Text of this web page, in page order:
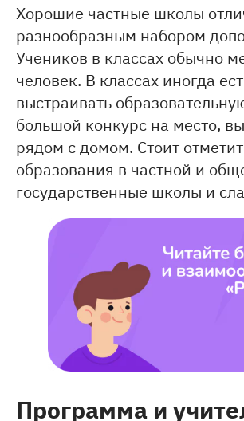
Хорошие частные школы
разнообразным набором
Учеников в классах обычно
человек. В классах иногда
выстраивать
большой конкурс на место,
рядом с домом. Стоит
образования в частной и
государственные школы и
Программа и